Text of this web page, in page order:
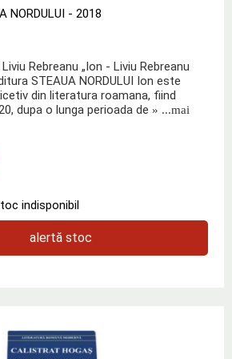
NORDULUI - 2018
Rebreanu „Ion - Liviu Rebreanu
STEAUA NORDULUI Ion este
din literatura roamana, fiind
dupa o lunga perioada de » ...mai
indisponibil
alertă stoc